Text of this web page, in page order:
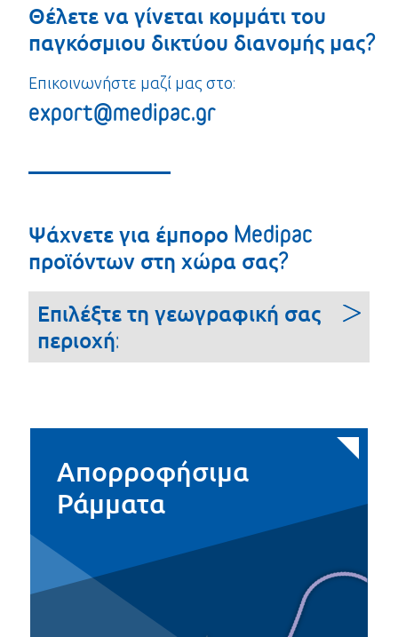
Θέλετε να γίνεται κομμάτι του
παγκόσμιου δικτύου διανομής μας?
Επικοινωνήστε μαζί μας στο:
export@medipac.gr
Ψάχνετε για έμπορο Medipac
προϊόντων στη χώρα σας?
Επιλέξτε τη γεωγραφική σας
περιοχή:
Απορροφήσιμα
Ράμματα